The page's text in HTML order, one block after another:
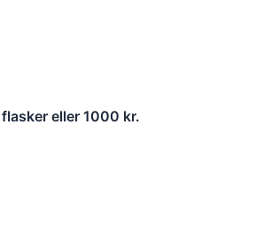
eller 1000 kr.